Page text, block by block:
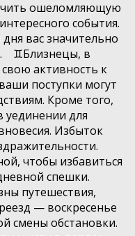
ошеломляющую
события.
вас значительно
♊️Близнецы, в
активность к
поступки могут
Кроме того,
уединении для
Избыток
чтобы избавиться
спешки.
путешествия,
— воскресенье
смены обстановки.